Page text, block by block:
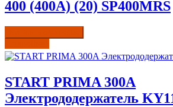
400 (400А) (20) SP400MRS
START PRIMA 300A
Электрододержатель